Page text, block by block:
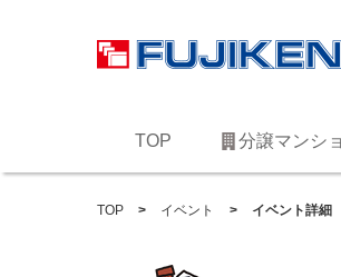
TOP 分譲マンシ
TOP イベント イベント詳細